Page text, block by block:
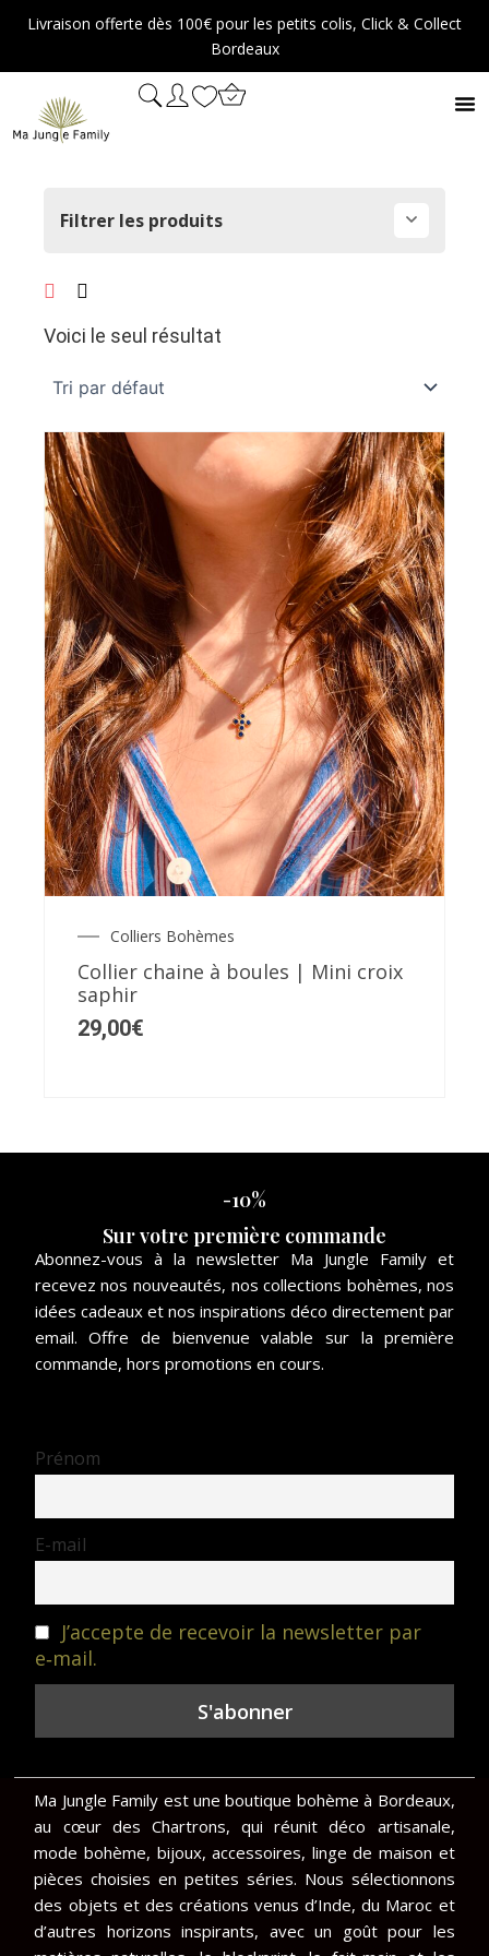
Aller
contenu
Livraison offerte dès 100€ pour les petits colis, Click & Collect
Bordeaux
Filtrer les produits
Voici le seul résultat
Colliers Bohèmes
Collier chaine à boules | Mini croix
saphir
29,00€
-10%
Sur votre première commande
Abonnez-vous à la newsletter Ma Jungle Family et
recevez nos nouveautés, nos collections bohèmes, nos
idées cadeaux et nos inspirations déco directement par
email. Offre de bienvenue valable sur la première
commande, hors promotions en cours.
Prénom
E-mail
J’accepte de recevoir la newsletter par
e‑mail.
Ma Jungle Family est une boutique bohème à Bordeaux,
au cœur des Chartrons, qui réunit déco artisanale,
mode bohème, bijoux, accessoires, linge de maison et
pièces choisies en petites séries. Nous sélectionnons
des objets et des créations venus d’Inde, du Maroc et
d’autres horizons inspirants, avec un goût pour les